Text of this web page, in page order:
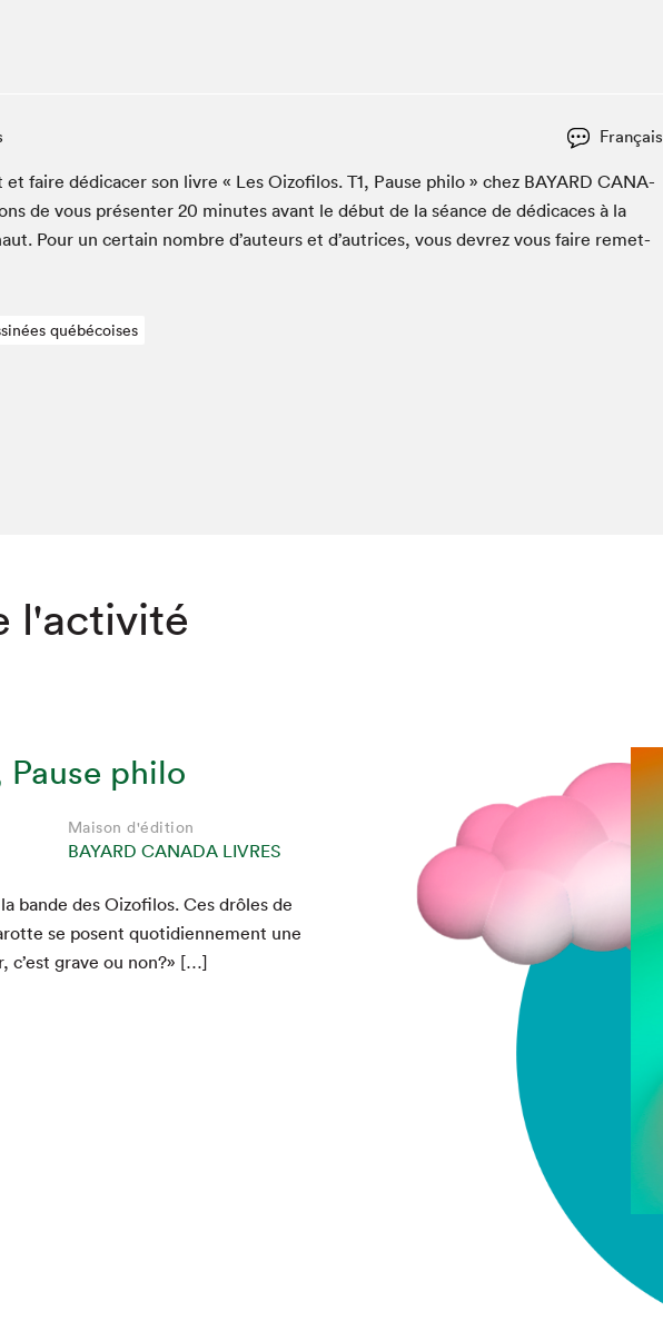
du Salon du livre
Le Salon dans ta classe
Liseur Public
Matinées scolaires Hydro-Québec
cherchez-vous?
Français
faire dédi­cac­er son livre « Les Oizofi­los. T1, Pause phi­lo » chez BAYARD CANA­
de vous présen­ter 20 min­utes avant le début de la séance de dédi­caces à la
Pour un cer­tain nom­bre d’auteurs et d’autrices, vous devrez vous faire remet­
québécoises
l'activité
Pause philo
Maison d'édition
BAYARD CANADA LIVRES
bande des Oizofi­los. Ces drôles de
se posent quo­ti­di­en­nement une
c’est grave ou non?» […]